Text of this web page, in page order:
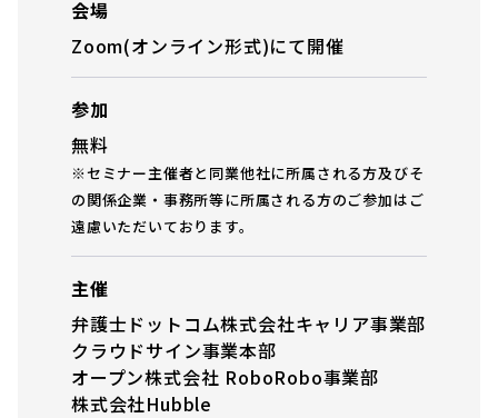
会場
Zoom(オンライン形式)にて開催
参加
無料
※セミナー主催者と同業他社に所属される方及びそ
の関係企業・事務所等に所属される方のご参加はご
遠慮いただいております。
主催
弁護士ドットコム株式会社キャリア事業部
クラウドサイン事業本部
オープン株式会社 RoboRobo事業部
株式会社Hubble